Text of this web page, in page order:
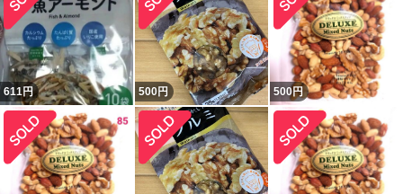
611円 500円 500円